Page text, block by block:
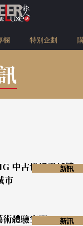
欄 特別企劃
中古世紀童話鎮、
市
新訊
體驗空間 新訊